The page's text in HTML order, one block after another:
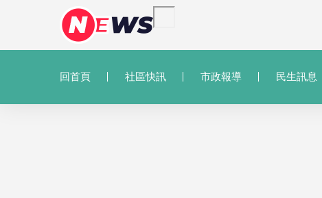
回首頁 社區快訊 市政報導 民生訊息